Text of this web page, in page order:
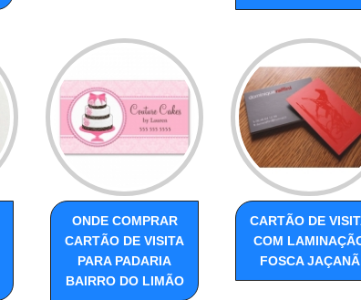
ONDE COMPRAR
CARTÃO DE VISITA
PARA PADARIA
BAIRRO DO LIMÃO
CARTÃO DE
COM
FOSCA JAÇANÃ